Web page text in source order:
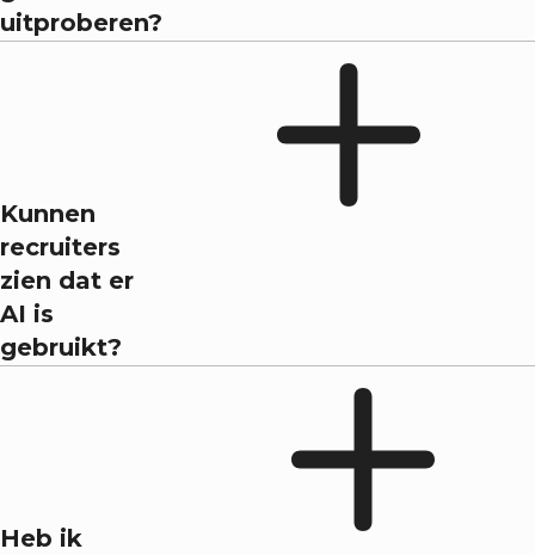
uitproberen?
Kunnen
recruiters
zien dat er
AI is
gebruikt?
Heb ik